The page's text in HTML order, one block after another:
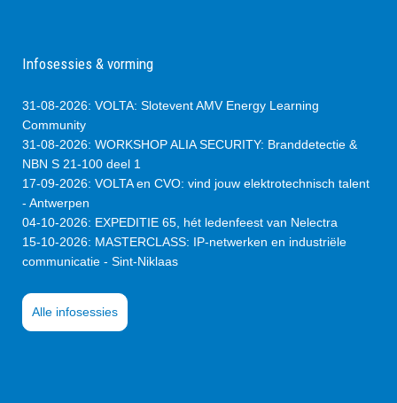
Infosessies & vorming
31-08-2026: VOLTA: Slotevent AMV Energy Learning
Community
31-08-2026: WORKSHOP ALIA SECURITY: Branddetectie &
NBN S 21-100 deel 1
17-09-2026: VOLTA en CVO: vind jouw elektrotechnisch talent
- Antwerpen
04-10-2026: EXPEDITIE 65, hét ledenfeest van Nelectra
15-10-2026: MASTERCLASS: IP-netwerken en industriële
communicatie - Sint-Niklaas
Alle infosessies